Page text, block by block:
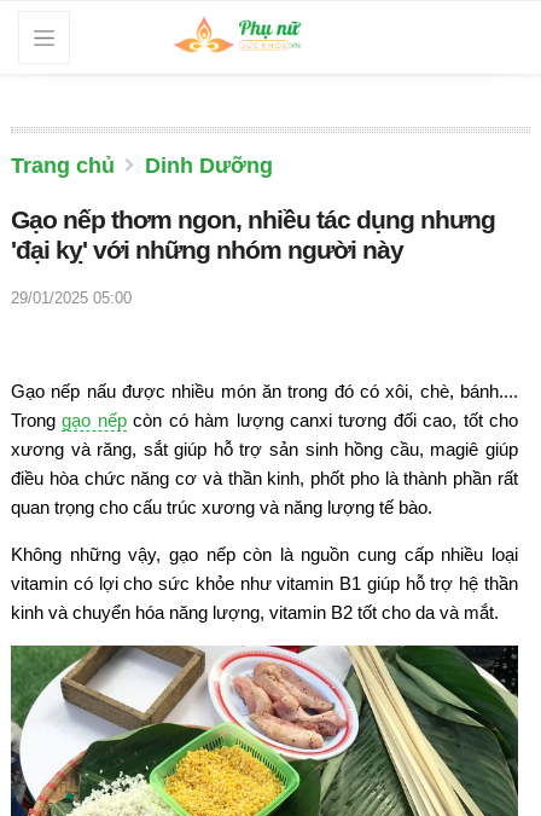
Trang chủ Dinh Dưỡng
Gạo nếp thơm ngon, nhiều tác dụng nhưng
'đại kỵ' với những nhóm người này
29/01/2025 05:00
Gạo nếp nấu được nhiều món ăn trong đó có xôi, chè, bánh....
Tronggạo nếpcòn có hàm lượng canxi tương đối cao, tốt cho
xương và răng, sắt giúp hỗ trợ sản sinh hồng cầu, magiê giúp
điều hòa chức năng cơ và thần kinh, phốt pho là thành phần rất
quan trọng cho cấu trúc xương và năng lượng tế bào.
Không những vậy, gạo nếp còn là nguồn cung cấp nhiều loại
vitamin có lợi cho sức khỏe như vitamin B1 giúp hỗ trợ hệ thần
kinh và chuyển hóa năng lượng, vitamin B2 tốt cho da và mắt.